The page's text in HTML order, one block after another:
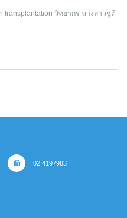
transplantation วิทยากร นางสาวชูติ
02 4197983